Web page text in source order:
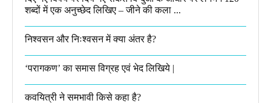
शब्दों में एक अनुच्छेद लिखिए – जीने की कला ...
निश्वसन और निःश्वसन में क्या अंतर है?
‘परागकण’ का समास विग्रह एवं भेद लिखिये |
कवयित्री ने समभावी किसे कहा है?